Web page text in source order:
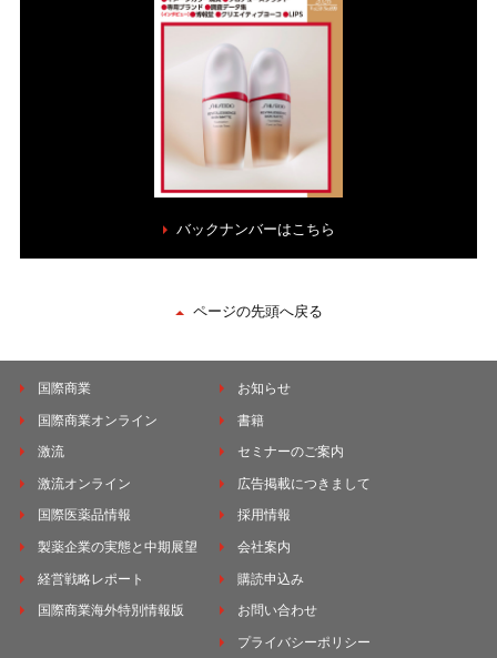
バックナンバーはこちら
ページの先頭へ戻る
国際商業
国際商業オンライン
激流
激流オンライン
国際医薬品情報
製薬企業の実態と中期展望
経営戦略レポート
国際商業海外特別情報版
お知らせ
書籍
セミナーのご案内
広告掲載につきまして
採用情報
会社案内
購読申込み
お問い合わせ
プライバシーポリシー